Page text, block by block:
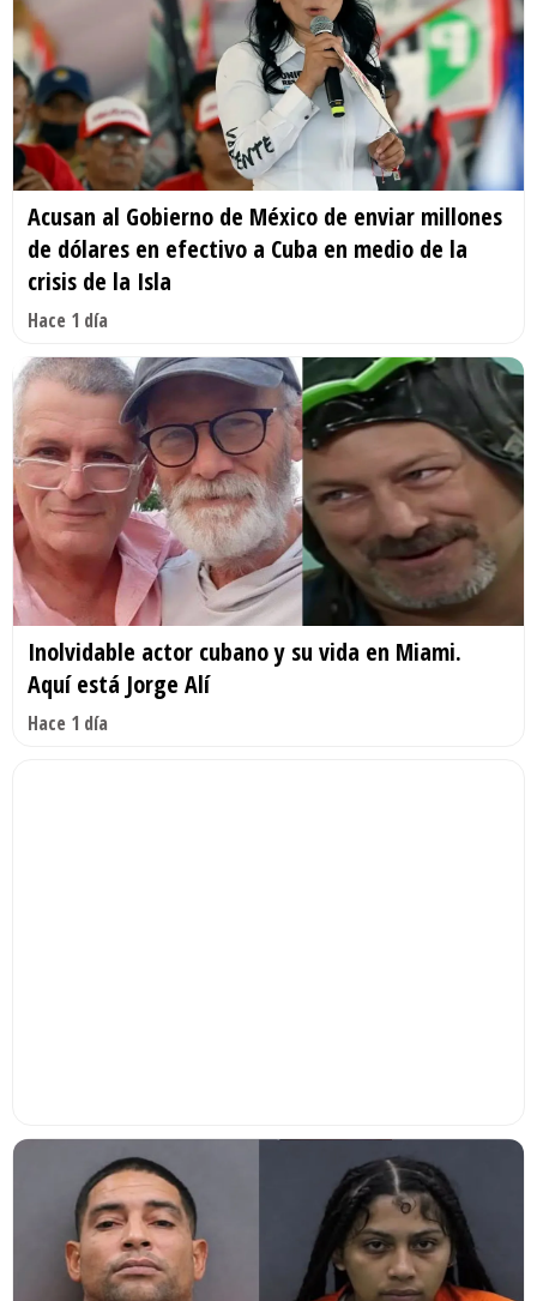
Acusan al Gobierno de México de enviar millones
de dólares en efectivo a Cuba en medio de la
crisis de la Isla
Hace 1 día
Inolvidable actor cubano y su vida en Miami.
Aquí está Jorge Alí
Hace 1 día